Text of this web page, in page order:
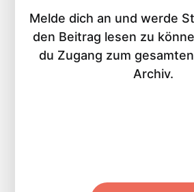
Melde dich an und werde
den Beitrag lesen zu
du Zugang zum
Archiv.